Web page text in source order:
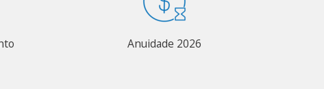
Anuidade 2026